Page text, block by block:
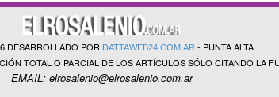
DESARROLLADO POR DATTAWEB24.COM.AR- PUNTA ALTA
TOTAL O PARCIAL DE LOS ARTÍCULOS SÓLO CITANDO LA
EMAIL: elrosalenio@elrosalenio.com.ar